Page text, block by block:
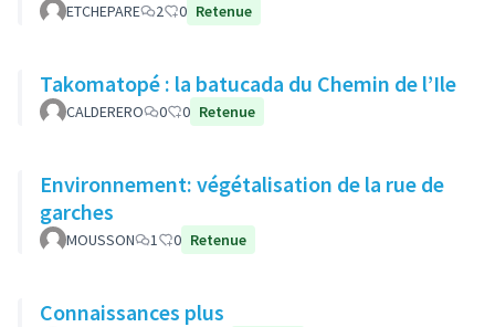
ETCHEPARE 2 0 Retenue
Takomatopé : la batucada du Chemin de l’Ile
CALDERERO 0 0 Retenue
Environnement: végétalisation de la rue de
garches
MOUSSON 1 0 Retenue
Connaissances plus